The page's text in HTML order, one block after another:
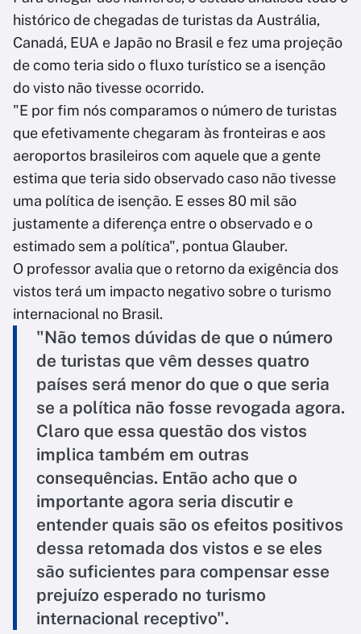
histórico de chegadas de turistas da Austrália,
Canadá, EUA e Japão no Brasil e fez uma projeção
de como teria sido o fluxo turístico se a isenção
do visto não tivesse ocorrido.
"E por fim nós comparamos o número de turistas
que efetivamente chegaram às fronteiras e aos
aeroportos brasileiros com aquele que a gente
estima que teria sido observado caso não tivesse
uma política de isenção. E esses 80 mil são
justamente a diferença entre o observado e o
estimado sem a política", pontua Glauber.
O professor avalia que o retorno da exigência dos
vistos terá um impacto negativo sobre o turismo
internacional no Brasil.
"Não temos dúvidas de que o número
de turistas que vêm desses quatro
países será menor do que o que seria
se a política não fosse revogada agora.
Claro que essa questão dos vistos
implica também em outras
consequências. Então acho que o
importante agora seria discutir e
entender quais são os efeitos positivos
dessa retomada dos vistos e se eles
são suficientes para compensar esse
prejuízo esperado no turismo
internacional receptivo".